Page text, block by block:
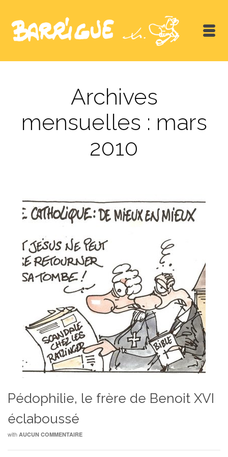
Archives
mensuelles : mars
2010
Pédophilie, le frère de Benoit XVI
éclaboussé
with AUCUN COMMENTAIRE